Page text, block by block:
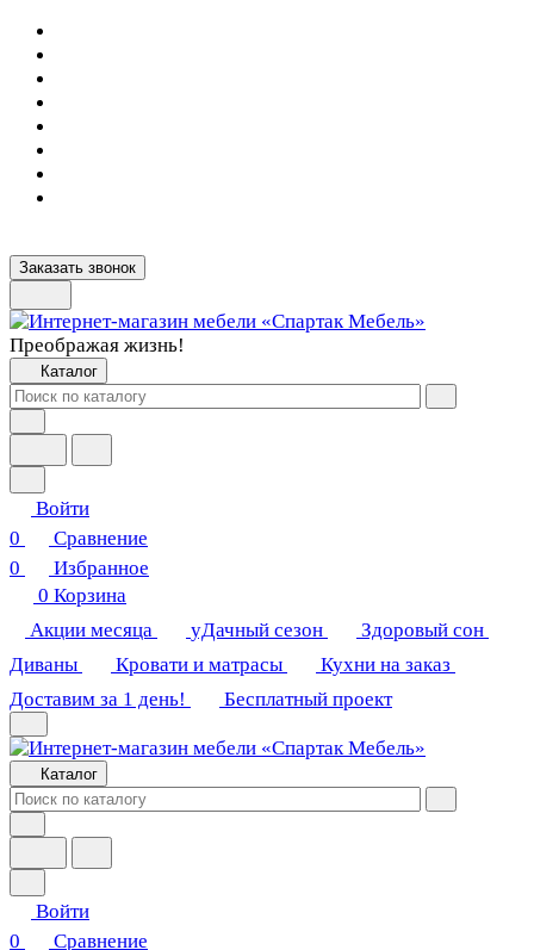
Заказать звонок
Преображая жизнь!
Каталог
Войти
0
Сравнение
0
Избранное
0 Корзина
Акции месяца
уДачный сезон
Здоровый сон
Диваны
Кровати и матрасы
Кухни на заказ
Доставим за 1 день!
Бесплатный проект
Каталог
Войти
0
Сравнение